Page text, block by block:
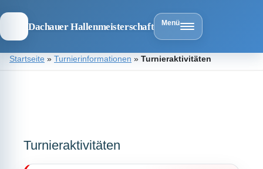
Dachauer Hallenmeisterschaft Menü
ZumStartseite » Turnierinformationen » Turnieraktivitäten
Turnieraktivitäten